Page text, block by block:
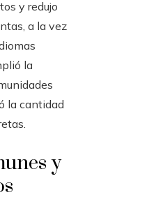
y redujo
a la vez
la
la cantidad
y